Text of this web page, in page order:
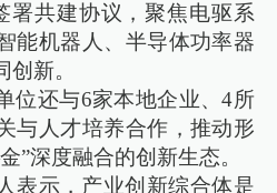
署共建协议，聚焦电驱系
能机器人、半导体功率器
新。
位还与6家本地企业、4所
与人才培养合作，推动形
度融合的创新生态。
表示，产业创新综合体是